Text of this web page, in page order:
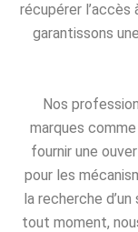
récupérer
garantissons
Nos
marques
fournir une
pour les
la recherche
tout moment,